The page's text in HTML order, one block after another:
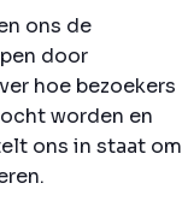
ons de
door
hoe bezoekers
worden en
ons in staat om